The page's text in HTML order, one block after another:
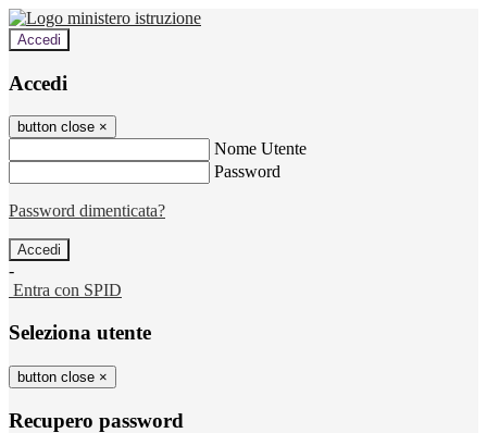
Accedi
Accedi
button close ×
Nome Utente
Password
Password dimenticata?
-
Entra con SPID
Seleziona utente
button close ×
Recupero password